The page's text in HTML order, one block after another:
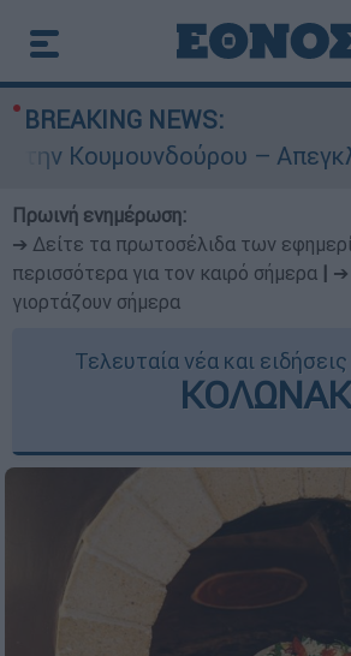
BREAKING NEWS:
– Απεγκλωβίστηκε
Πρωινή ενημέρωση:
➔ Δείτε τα πρωτοσέλιδα των
περισσότερα για τον καιρό σήμερα
➔
γιορτάζουν σήμερα
Τελευταία νέα και